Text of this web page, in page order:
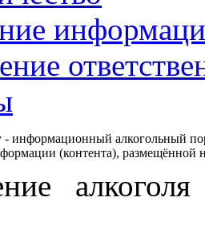
- информационный алкогольный
(контента), размещённой